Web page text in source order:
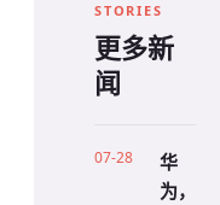
STORIES
更多新
闻
07-28
华
为，